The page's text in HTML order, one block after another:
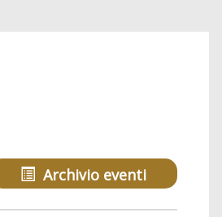
Archivio eventi